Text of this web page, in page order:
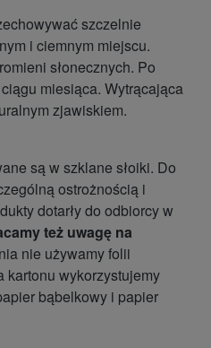
szczelnie
i ciemnym miejscu.
słonecznych. Po
miesiąca. Wytrącająca
zjawiskiem.
są w szklane słoiki. Do
ostrożnością i
dotarły do odbiorcy w
też uwagę na
nie używamy folii
kartonu wykorzystujemy
bąbelkowy i papier